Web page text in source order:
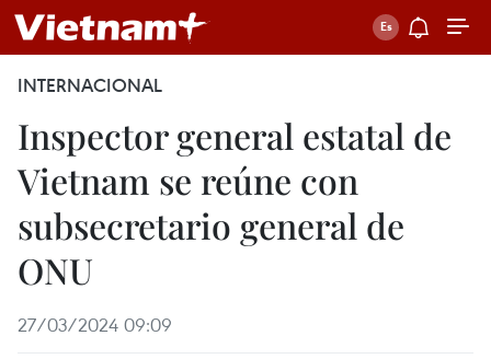
INTERNACIONAL
Inspector general estatal de
Vietnam se reúne con
subsecretario general de
ONU
27/03/2024 09:09